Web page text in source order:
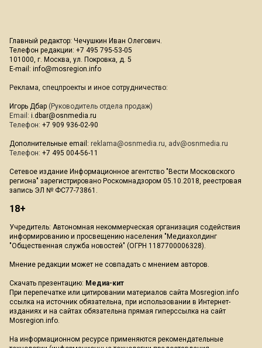
Главный редактор: Чечушкин Иван Олегович.
Телефон редакции: +7 495 795-53-05
101000, г. Москва, ул. Покровка, д. 5
E-mail: info@mosregion.info
Реклама, спецпроекты и иное сотрудничество:
Игорь Дбар (Руководитель отдела продаж)
Email: i.dbar@osnmedia.ru
Телефон: +7 909 936-02-90
Дополнительные email: reklama@osnmedia.ru, adv@osnmedia.ru
Телефон: +7 495 004-56-11
Сетевое издание Информационное агентство "Вести Московского
региона" зарегистрировано Роскомнадзором 05.10.2018, реестровая
запись ЭЛ № ФС77-73861.
18+
Учредитель: Автономная некоммерческая организация содействия
информированию и просвещению населения "Медиахолдинг
"Общественная служба новостей" (ОГРН 1187700006328).
Мнение редакции может не совпадать с мнением авторов.
Скачать презентацию: Медиа-кит
При перепечатке или цитировании материалов сайта Mosregion.info
ссылка на источник обязательна, при использовании в Интернет-
изданиях и на сайтах обязательна прямая гиперссылка на сайт
Mosregion.info.
На информационном ресурсе применяются рекомендательные